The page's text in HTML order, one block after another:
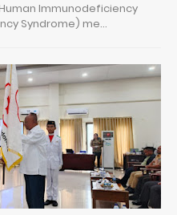
Immunodeficiency
Syndrome) me…